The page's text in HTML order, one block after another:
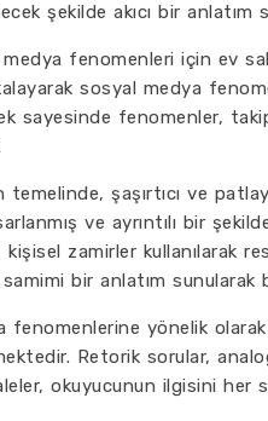
şekilde akıcı bir anlatım
fenomenleri için ev
sosyal medya
sayesinde fenomenler,
temelinde, şaşırtıcı ve
ve ayrıntılı bir
kişisel zamirler kullanılarak
samimi bir anlatım
fenomenlerine yönelik
Retorik sorular,
okuyucunun ilgisini her